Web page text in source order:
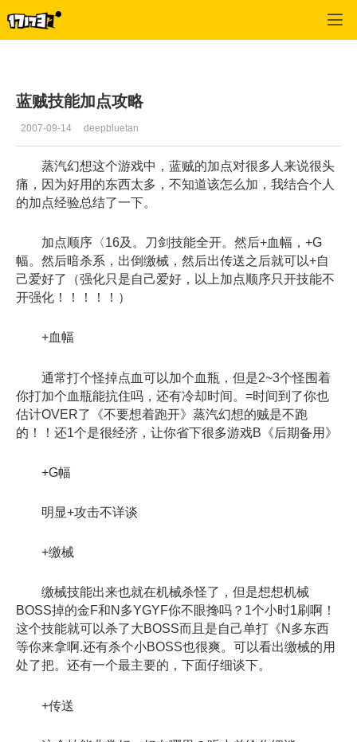
蓝贼技能加点攻略
2007-09-14 deepbluetan
蒸汽幻想这个游戏中，蓝贼的加点对很多人来说很头
痛，因为好用的东西太多，不知道该怎么加，我结合个人
的加点经验总结了一下。
加点顺序〈16及。刀剑技能全开。然后+血幅，+G
幅。然后暗杀系，出倒缴械，然后出传送之后就可以+自
己爱好了（强化只是自己爱好，以上加点顺序只开技能不
开强化！！！！！）
+血幅
通常打个怪掉点血可以加个血瓶，但是2~3个怪围着
你打加个血瓶能抗住吗，还有冷却时间。=时间到了你也
估计OVER了《不要想着跑开》蒸汽幻想的贼是不跑
的！！还1个是很经济，让你省下很多游戏B《后期备用》
+G幅
明显+攻击不详谈
+缴械
缴械技能出来也就在机械杀怪了，但是想想机械
BOSS掉的金F和N多YGYF你不眼搀吗？1个小时1刷啊！
这个技能就可以杀了大BOSS而且是自己单打《N多东西
等你来拿啊.还有杀个小BOSS也很爽。可以看出缴械的用
处了把。还有一个最主要的，下面仔细谈下。
+传送